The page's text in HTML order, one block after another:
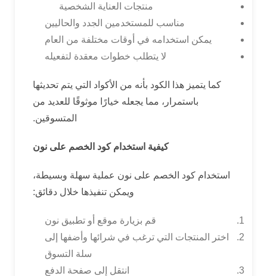
منتجات العناية الشخصية
مناسب للمستخدمين الجدد والحاليين
يمكن استخدامه في أوقات مختلفة من العام
لا يتطلب خطوات معقدة لتفعيله
كما يتميز هذا الكود بأنه من الأكواد التي يتم تحديثها
باستمرار، مما يجعله خيارًا موثوقًا للعديد من
المتسوقين.
كيفية استخدام كود الخصم على نون
استخدام كود الخصم على نون عملية سهلة وبسيطة،
ويمكن تنفيذها خلال دقائق:
قم بزيارة موقع أو تطبيق نون
اختر المنتجات التي ترغب في شرائها وأضفها إلى
سلة التسوق
انتقل إلى صفحة الدفع